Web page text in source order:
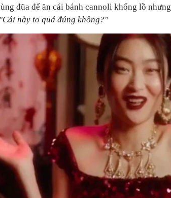
đũa để ăn cái bánh cannoli khổng lồ
"Cái này to quá đúng không?"